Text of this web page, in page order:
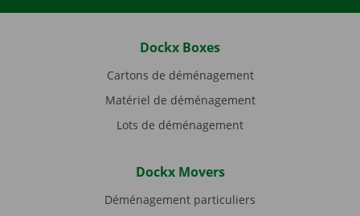
Dockx Boxes
Cartons de déménagement
Matériel de déménagement
Lots de déménagement
Dockx Movers
Déménagement particuliers